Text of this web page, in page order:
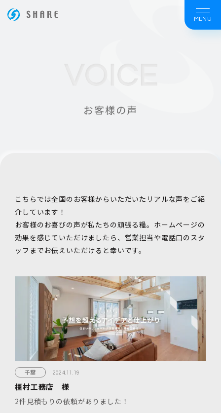
MENU
お客様の声
こちらでは全国のお客様からいただいたリアルな声をご紹
介しています！
お客様のお喜びの声が私たちの頑張る糧。ホームページの
効果を感じていただけましたら、 営業担当や電話口のスタ
ッフまでお伝えいただけると幸いです。
千葉 2024.11.19
橿村工務店 様
2件見積もりの依頼がありました！